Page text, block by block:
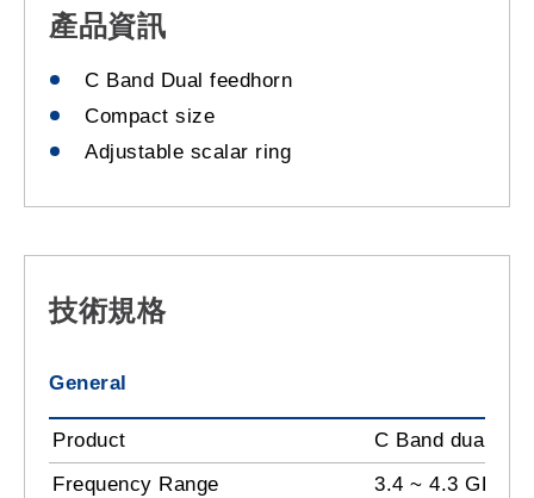
產品資訊
C Band Dual feedhorn
Compact size
Adjustable scalar ring
技術規格
General
Product
C Band dual
Frequency Range
3.4 ~ 4.3 GHz